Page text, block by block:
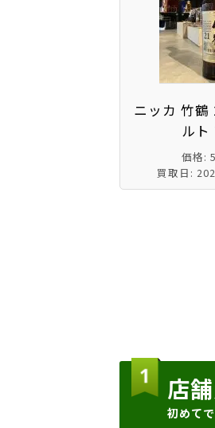
ニッカ 竹鶴
ル
価格:
買取日:
店
初めて